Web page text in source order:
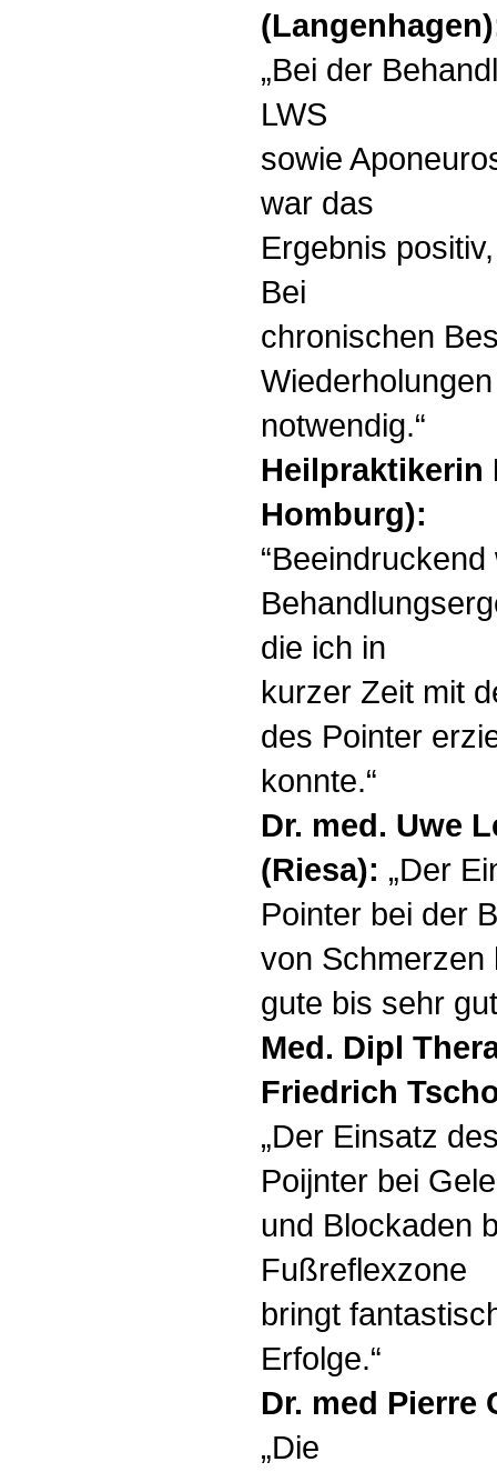
„Bei der
LWS
sowie
war das
Ergebnis
Bei
chronischen
Wiederholungen
notwendig.“
Heilpraktikerin
Homburg):
die ich in
kurzer Zeit mit
des Pointer
konnte.“
Dr. med. Uwe
(Riesa): „Der
Pointer bei der
von Schmerzen
gute bis sehr
Med. Dipl
Friedrich
„Der Einsatz
Poijnter bei
und Blockaden
Fußreflexzone
bringt
Erfolge.“
Dr. med Pierre
„Die